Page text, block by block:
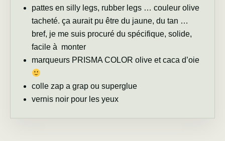
pattes en silly legs, rubber legs … couleur olive
tacheté. ça aurait pu être du jaune, du tan …
bref, je me suis procuré du spécifique, solide,
facile à monter
marqueurs PRISMA COLOR olive et caca d’oie
colle zap a grap ou superglue
vernis noir pour les yeux